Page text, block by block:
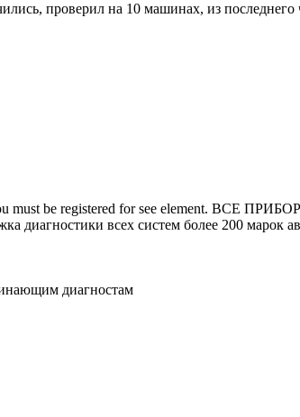
проверил на 10 машинах, из
be registered for see element. ВСЕ
диагностики всех систем более 200
диагностам